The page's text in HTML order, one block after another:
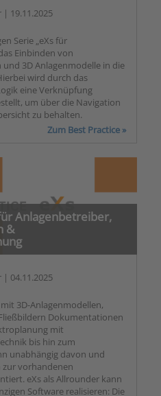
| 19.11.2025
Serie „eXs für
Einbinden von
3D Anlagenmodelle in die
wird durch das
eine Verknüpfung
um über die Navigation
zu behalten.
Zum Best Practice »
Anlagenbetreiber,
&
| 04.11.2025
3D-Anlagenmodellen,
Dokumentationen
mit
bis hin zum
unabhängig davon und
zur vorhandenen
eXs als Allrounder kann
Software realisieren: Die